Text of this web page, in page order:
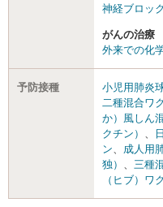
神経ブロック
がんの治療
外来での化
予防接種 小児用肺炎
二種混合ワ
か）風しん
クチン）
ン
成人用
独）
三種
（ヒブ）ワ